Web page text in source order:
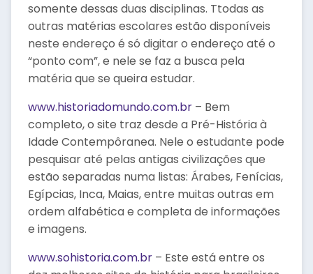
somente dessas duas disciplinas. Ttodas as
outras matérias escolares estão disponíveis
neste endereço é só digitar o endereço até o
“ponto com”, e nele se faz a busca pela
matéria que se queira estudar.
www.historiadomundo.com.br – Bem
completo, o site traz desde a Pré-História à
Idade Contempôranea. Nele o estudante pode
pesquisar até pelas antigas civilizações que
estão separadas numa listas: Árabes, Fenícias,
Egípcias, Inca, Maias, entre muitas outras em
ordem alfabética e completa de informações
e imagens.
www.sohistoria.com.br – Este está entre os